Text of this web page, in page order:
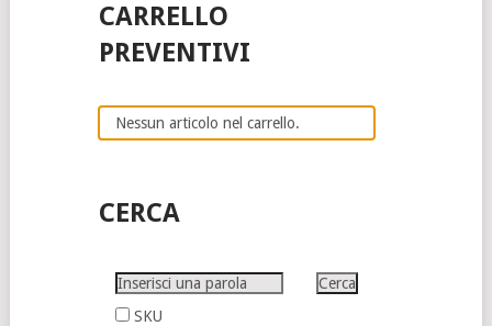
CARRELLO
PREVENTIVI
Nessun articolo nel carrello.
CERCA
SKU